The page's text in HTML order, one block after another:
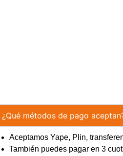
métodos de pago
Aceptamos Yape, Plin,
También puedes pagar en 3